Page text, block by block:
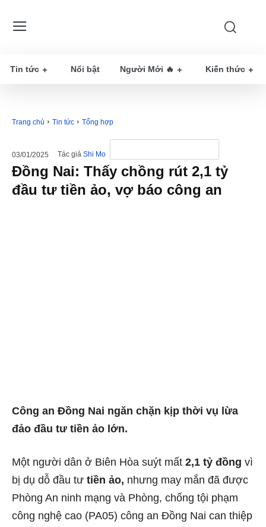
Tin tức Nổi bật Người Mới 🔥 Kiến thức
Trang chủ Tin tức Tổng hợp
03/01/2025 Tác giả Shi Mo
Đồng Nai: Thấy chồng rút 2,1 tỷ
đầu tư tiền ảo, vợ báo công an
Công an Đồng Nai ngăn chặn kịp thời vụ lừa
đảo đầu tư tiền ảo lớn.
Một người dân ở Biên Hòa suýt mất 2,1 tỷ đồng vì
bị dụ dỗ đầu tư tiền ảo, nhưng may mắn đã được
Phòng An ninh mạng và Phòng, chống tội phạm
công nghệ cao (PA05) công an Đồng Nai can thiệp